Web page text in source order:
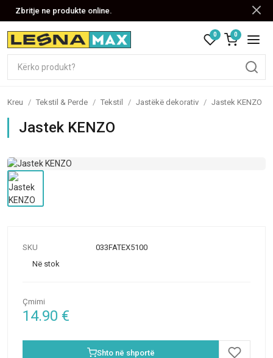
Zbritje ne produkte online.
0 0
Kreu / Tekstil & Perde / Tekstil / Jastëkë dekorativ / Jastek KENZO
Jastek KENZO
SKU
033FATEX5100
Në stok
Çmimi
14.90 €
Shto në shportë